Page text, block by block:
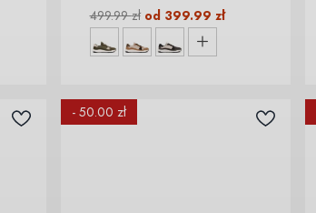
499.99zł od 399.99 zł
- 50.00 zł